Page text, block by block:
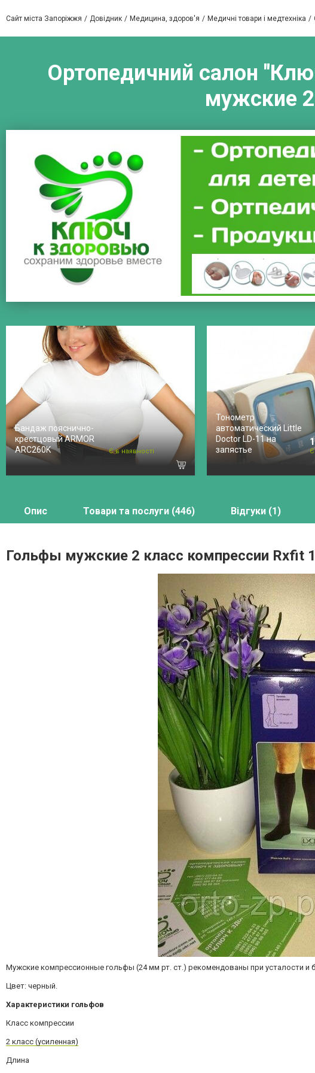
Сайт міста Запоріжжя Довідник Медицина, здоров'я Медичні товари і медтехніка
Ортопедичний салон
мужские
Бандаж пояснично-
крестцовый ARMOR
ARC260K
Є в наявності
Тонометр
автоматический Little
Doctor LD-11 на
запястье
Є
Опис Товари та послуги (446) Відгуки (1)
Гольфы мужские 2 класс компрессии Rxfit
Мужские компрессионные гольфы (24 мм рт. ст.) рекомендованы при усталости и
Цвет: черный.
Характеристики гольфов
Класс компрессии
2 класс (усиленная)
Длина